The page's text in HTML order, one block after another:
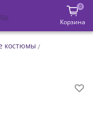
0
Корзина
костюмы